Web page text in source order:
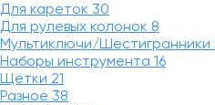
Для кареток 30
Для рулевых колонок 8
Мультиключи/Шестигранники
Наборы инструмента 16
Щётки 21
Разное 38